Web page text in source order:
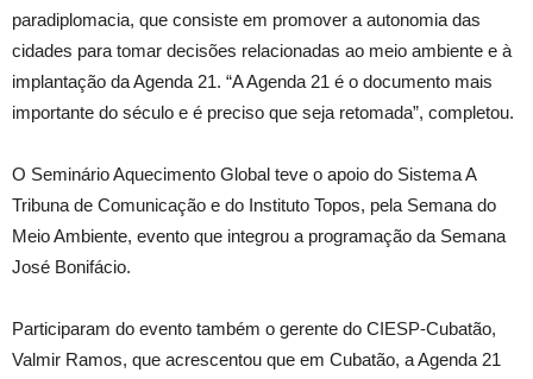
paradiplomacia, que consiste em promover a autonomia das
cidades para tomar decisões relacionadas ao meio ambiente e à
implantação da Agenda 21. “A Agenda 21 é o documento mais
importante do século e é preciso que seja retomada”, completou.
O Seminário Aquecimento Global teve o apoio do Sistema A
Tribuna de Comunicação e do Instituto Topos, pela Semana do
Meio Ambiente, evento que integrou a programação da Semana
José Bonifácio.
Participaram do evento também o gerente do CIESP-Cubatão,
Valmir Ramos, que acrescentou que em Cubatão, a Agenda 21